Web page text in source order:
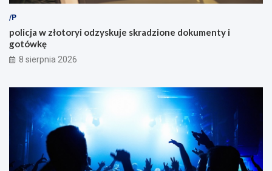
/P
policja w złotoryi odzyskuje skradzione dokumenty i
gotówkę
8 sierpnia 2026